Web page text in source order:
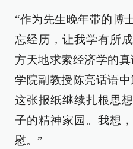
“作为先生晚年带的博
忘经历，让我学有所
方天地求索经济学的
学院副教授陈亮话语
这张报纸继续扎根思
子的精神家园。我想
慰。”